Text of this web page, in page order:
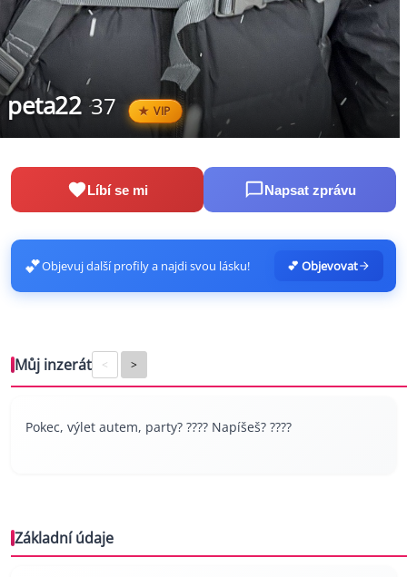
peta22 37 VIP
Líbí se mi Napsat zprávu
💕Objevuj další profily a najdi svou lásku! 💕 Objevovat
Můj inzerát < >
Pokec, výlet autem, party? ???? Napíšeš? ????
Základní údaje